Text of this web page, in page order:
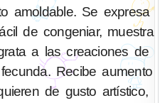
amoldable. Se expresa
de congeniar, muestra
a las creaciones de
Recibe aumento
de gusto artístico,